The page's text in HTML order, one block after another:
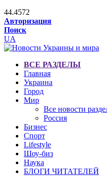
44.4572
Авторизация
Поиск
UA
ВСЕ РАЗДЕЛЫ
Главная
Украина
Город
Мир
Все новости
Россия
Бизнес
Спорт
Lifestyle
Шоу-биз
Наука
БЛОГИ ЧИТАТЕЛЕЙ